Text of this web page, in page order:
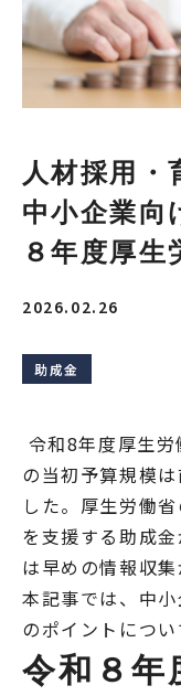
人材採用・
中小企業向
８年度厚生
2026.02.26
助成金
令和8年度厚生
の当初予算規模
した。厚生労働
を支援する助成
は早めの情報収集
本記事では、中
のポイントについ
令和８年